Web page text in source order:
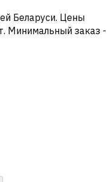
Беларуси. Цены
Минимальный заказ -